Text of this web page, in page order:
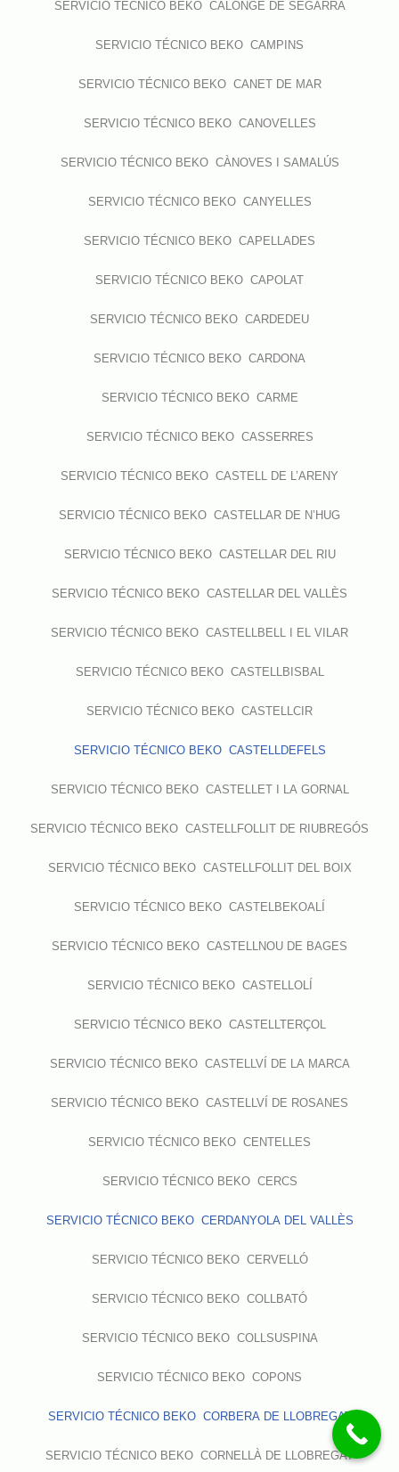
SERVICIO TÉCNICO BEKO CALONGE DE SEGARRA
SERVICIO TÉCNICO BEKO CAMPINS
SERVICIO TÉCNICO BEKO CANET DE MAR
SERVICIO TÉCNICO BEKO CANOVELLES
SERVICIO TÉCNICO BEKO CÀNOVES I SAMALÚS
SERVICIO TÉCNICO BEKO CANYELLES
SERVICIO TÉCNICO BEKO CAPELLADES
SERVICIO TÉCNICO BEKO CAPOLAT
SERVICIO TÉCNICO BEKO CARDEDEU
SERVICIO TÉCNICO BEKO CARDONA
SERVICIO TÉCNICO BEKO CARME
SERVICIO TÉCNICO BEKO CASSERRES
SERVICIO TÉCNICO BEKO CASTELL DE L’ARENY
SERVICIO TÉCNICO BEKO CASTELLAR DE N’HUG
SERVICIO TÉCNICO BEKO CASTELLAR DEL RIU
SERVICIO TÉCNICO BEKO CASTELLAR DEL VALLÈS
SERVICIO TÉCNICO BEKO CASTELLBELL I EL VILAR
SERVICIO TÉCNICO BEKO CASTELLBISBAL
SERVICIO TÉCNICO BEKO CASTELLCIR
SERVICIO TÉCNICO BEKO CASTELLDEFELS
SERVICIO TÉCNICO BEKO CASTELLET I LA GORNAL
SERVICIO TÉCNICO BEKO CASTELLFOLLIT DE RIUBREGÓS
SERVICIO TÉCNICO BEKO CASTELLFOLLIT DEL BOIX
SERVICIO TÉCNICO BEKO CASTELBEKOALÍ
SERVICIO TÉCNICO BEKO CASTELLNOU DE BAGES
SERVICIO TÉCNICO BEKO CASTELLOLÍ
SERVICIO TÉCNICO BEKO CASTELLTERÇOL
SERVICIO TÉCNICO BEKO CASTELLVÍ DE LA MARCA
SERVICIO TÉCNICO BEKO CASTELLVÍ DE ROSANES
SERVICIO TÉCNICO BEKO CENTELLES
SERVICIO TÉCNICO BEKO CERCS
SERVICIO TÉCNICO BEKO CERDANYOLA DEL VALLÈS
SERVICIO TÉCNICO BEKO CERVELLÓ
SERVICIO TÉCNICO BEKO COLLBATÓ
SERVICIO TÉCNICO BEKO COLLSUSPINA
SERVICIO TÉCNICO BEKO COPONS
SERVICIO TÉCNICO BEKO CORBERA DE LLOBREGAT
SERVICIO TÉCNICO BEKO CORNELLÀ DE LLOBREGAT